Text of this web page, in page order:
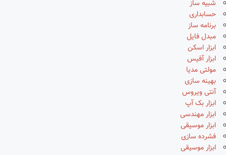
شبیه ساز
حسابداری
برنامه ساز
مبدل فایل
ابزار اسکن
ابزار آفیس
مولتی مدیا
بهینه سازی
آنتی ویروس
ابزار بک آپ
ابزار مهندسی
ابزار موسیقی
فشرده سازی
ابزار موسیقی